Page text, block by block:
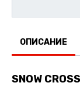
ОПИСАНИЕ
SNOW